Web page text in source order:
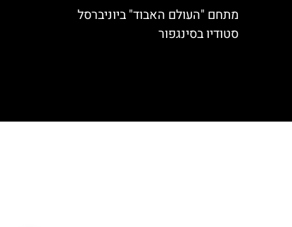
מתחם "העולם האבוד" ביוניברסל
סטודיו בסינגפור